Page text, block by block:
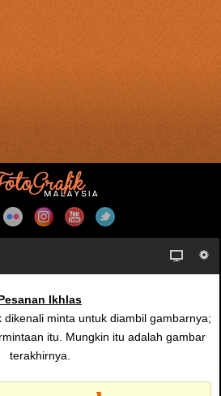
Ikhlas
minta untuk diambil gambarnya;
itu. Mungkin itu adalah gambar
terakhirnya.